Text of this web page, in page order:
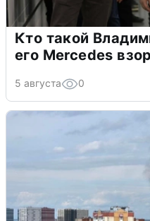
Кто такой
его Mercedes
5 августа 0